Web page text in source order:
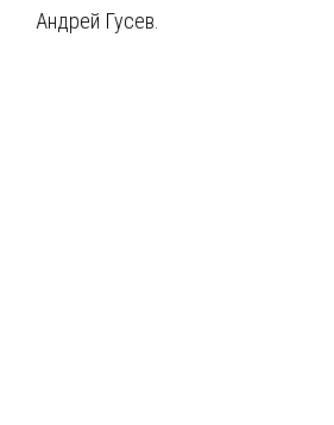
Андрей Гусев.